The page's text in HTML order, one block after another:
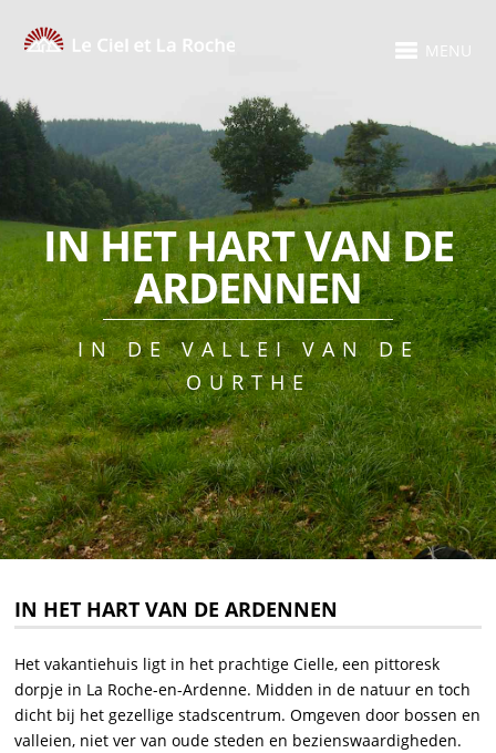
MENU
IN HET HART VAN DE
ARDENNEN
IN DE VALLEI VAN DE
OURTHE
IN HET HART VAN DE ARDENNEN
Het vakantiehuis ligt in het prachtige Cielle, een pittoresk
dorpje in La Roche-en-Ardenne. Midden in de natuur en toch
dicht bij het gezellige stadscentrum.Omgeven door bossen en
valleien, niet ver van oude steden en bezienswaardigheden.